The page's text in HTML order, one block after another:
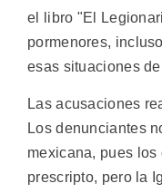
el libro "El
pormenores,
esas situaciones
Las acusaciones
Los denunciantes
mexicana, pues
prescripto, pero la